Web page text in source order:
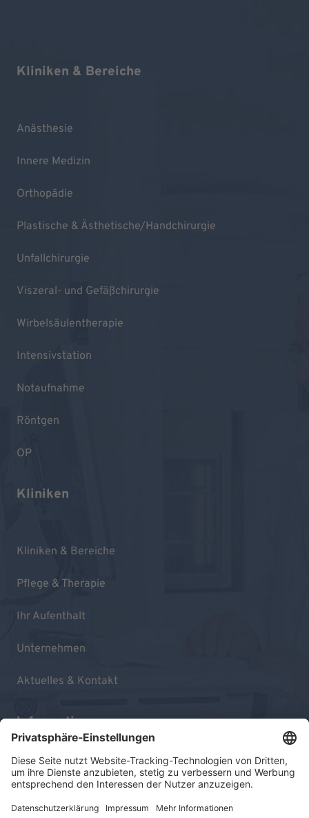
Kliniken & Bereiche
Anästhesie
Innere Medizin
Orthopädie
Plastische & Ästhetische/Handchirurgie
Unfallchirurgie
Viszeral- und Gefäßchirurgie
Wirbelsäulentherapie
Intensivstation
Notaufnahme
Röntgen
OP
Kliniken
Kliniken & Bereiche
Pflege & Therapie
Ihr Aufenthalt
Unternehmen
Aktuelles & Kontakt
Informationen
Impressum
Datenschutz